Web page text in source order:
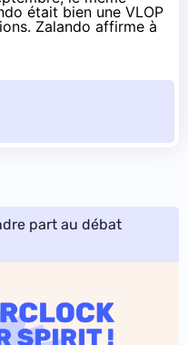
était bien une VLOP
Zalando affirme à
part au débat